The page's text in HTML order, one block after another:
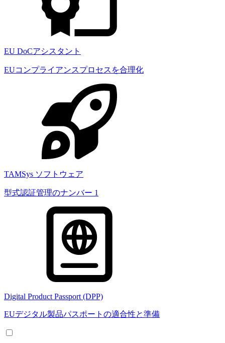
EU DoCアシスタント
EUコンプライアンスプロセスを合理化
TAMSys ソフトウェア
型式認証管理のナンバー 1
Digital Product Passport (DPP)
EUデジタル製品パスポートの適合性と準備